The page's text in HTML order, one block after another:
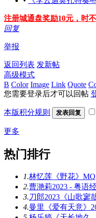
注册城通盘奖励10元，时
回复
举报
返回列表 发新帖
高级模式
B Color Image Link Quote
您需要登录后才可以回帖
本版积分规则 发表回复
更多
热门排行
1.林忆莲《野花》
2.曹滟莉2023 - 粤语
3.刀郎2023《山歌寥
4.曼里《爱有天意》